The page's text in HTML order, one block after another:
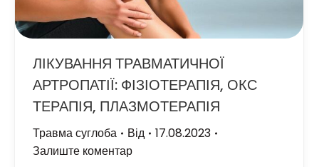
ЛІКУВАННЯ ТРАВМАТИЧНОЇ
АРТРОПАТІЇ: ФІЗІОТЕРАПІЯ, ОКС
ТЕРАПІЯ, ПЛАЗМОТЕРАПІЯ
Травма суглоба Від
17.08.2023
Залиште коментар